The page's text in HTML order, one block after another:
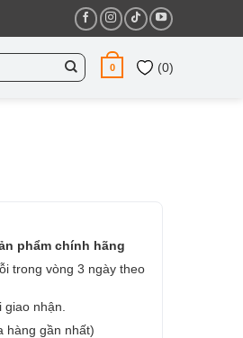
0 (0)
phẩm chính hãng
trong vòng 3 ngày theo
nhận.
hàng gần nhất)